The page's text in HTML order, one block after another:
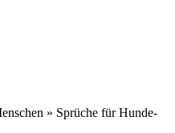
» Sprüche für Hunde-